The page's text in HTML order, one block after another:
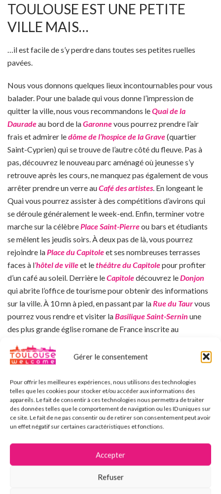
Gérer le consentement
Pour offrir les meilleures expériences, nous utilisons des technologies
telles que les cookies pour stocker et/ou accéder aux informations des
appareils. Le fait de consentir à ces technologies nous permettra de traiter
des données telles que le comportement de navigation ou les ID uniques sur
ce site. Le fait de ne pas consentir ou de retirer son consentement peut avoir
un effet négatif sur certaines caractéristiques et fonctions.
Accepter
Refuser
TOULOUSE EST UNE PETITE
VILLE MAIS…
…il est facile de s’y perdre dans toutes ses petites ruelles
pavées.
Nous vous donnons quelques lieux incontournables pour vous
balader. Pour une balade qui vous donne l’impression de
quitter la ville, nous vous recommandons leQuai de la
Dauradeau bord de laGaronnevous pourrez prendre l’air
frais et admirer ledôme de l’hospice de la Grave(quartier
Saint-Cyprien) qui se trouve de l’autre côté du fleuve. Pas à
pas, découvrez le nouveau parc aménagé où jeunesse s’y
retrouve après les cours, ne manquez pas également de vous
arrêter prendre un verre auCafé des artistes. En longeant le
Quai vous pourrez assister à des compétitions d’avirons qui
se déroule généralement le week-end. Enfin, terminer votre
marche sur la célèbrePlace Saint-Pierreou bars et étudiants
se mêlent les jeudis soirs. À deux pas de là, vous pourrez
rejoindre laPlace du Capitoleet ses nombreuses terrasses
faces à l’hôtel de villeet lethéâtre du Capitolepour profiter
d’un café au soleil. Derrière leCapitoledécouvrez leDonjon
qui abrite l’office de tourisme pour obtenir des informations
sur la ville. À 10 mn à pied, en passant par laRue du Taurvous
pourrez vous rendre et visiter laBasilique Saint-Sernin une
des plus grande église romane de France inscrite au
Non loin du centre-ville vous pourrez rejoindre le
Canal du
midi. Ce courant d’eau bien connue qui relie la
Méditerranéeest doté d’une piste piétonne, pour vélo,
rollers… un lieu sous les ombrages des arbres pour une balade
agréable à Toulouse. Vous pouvez également profiter de ce
fleuve à bateau, à bord d’une péniche lors d’unebalade
commentée.
Une façon originale et sympathique de découvrir notre
patrimoine !